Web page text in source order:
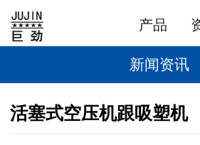
产品
新闻资讯
活塞式空压机跟吸塑机